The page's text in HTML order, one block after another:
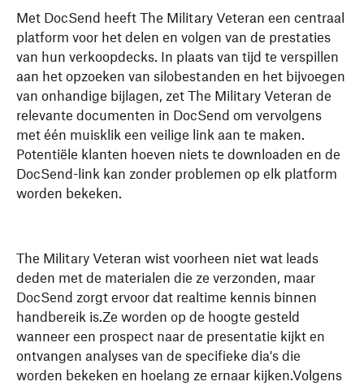
Met DocSend heeft The Military Veteran een centraal
platform voor het delen en volgen van de prestaties
van hun verkoopdecks. In plaats van tijd te verspillen
aan het opzoeken van silobestanden en het bijvoegen
van onhandige bijlagen, zet The Military Veteran de
relevante documenten in DocSend om vervolgens
met één muisklik een veilige link aan te maken.
Potentiële klanten hoeven niets te downloaden en de
DocSend-link kan zonder problemen op elk platform
worden bekeken.
The Military Veteran wist voorheen niet wat leads
deden met de materialen die ze verzonden, maar
DocSend zorgt ervoor dat realtime kennis binnen
handbereik is.Ze worden op de hoogte gesteld
wanneer een prospect naar de presentatie kijkt en
ontvangen analyses van de specifieke dia's die
worden bekeken en hoelang ze ernaar kijken.Volgens